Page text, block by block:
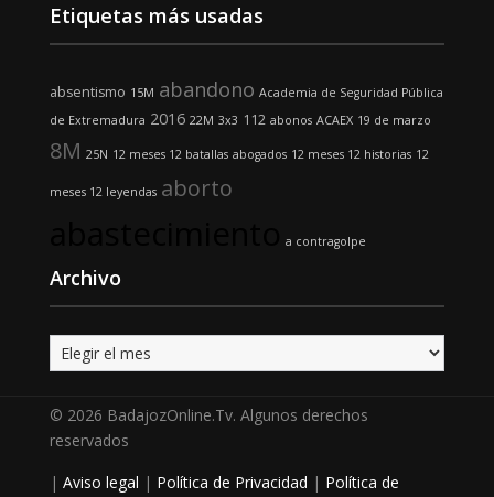
Etiquetas más usadas
absentismo 15M abandono Academia de Seguridad Pública
de Extremadura 2016 22M 3x3 112 abonos ACAEX 19 de marzo
8M 25N 12 meses 12 batallas abogados 12 meses 12 historias 12
meses 12 leyendas aborto
a contragolpe
Archivo
Archivo
© 2026 BadajozOnline.Tv. Algunos derechos
reservados
| Aviso legal | Política de Privacidad | Política de